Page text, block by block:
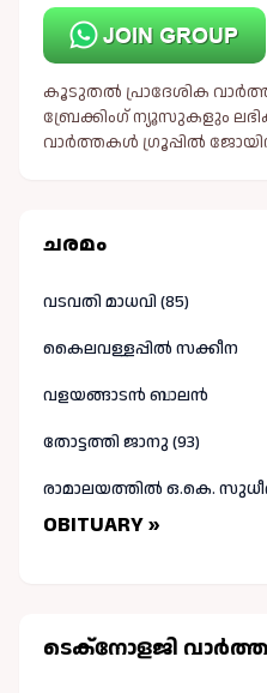
കൂടുതൽ പ്രാദേശിക
ബ്രേക്കിംഗ് ന്യൂസുകളും
വാർത്തകൾ ഗ്രൂപ്പിൽ
ചരമം
വടവതി മാധവി (85)
കൈലവള്ളപ്പിൽ സക്കീന
വളയങ്ങാടൻ ബാലൻ
തോട്ടത്തി ജാനു (93)
രാമാലയത്തിൽ ഒ.കെ.
OBITUARY »
ടെക്നോളജി